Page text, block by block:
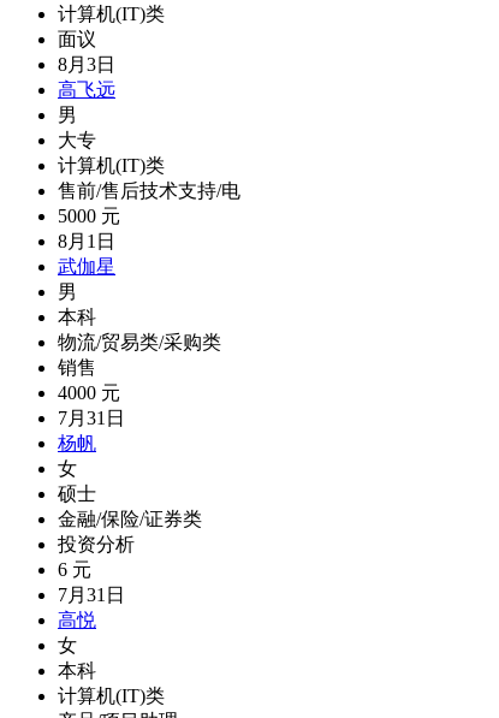
计算机(IT)类
面议
8月3日
高飞远
男
大专
计算机(IT)类
售前/售后技术支持/电
5000 元
8月1日
武伽星
男
本科
物流/贸易类/采购类
销售
4000 元
7月31日
杨帆
女
硕士
金融/保险/证券类
投资分析
6 元
7月31日
高悦
女
本科
计算机(IT)类